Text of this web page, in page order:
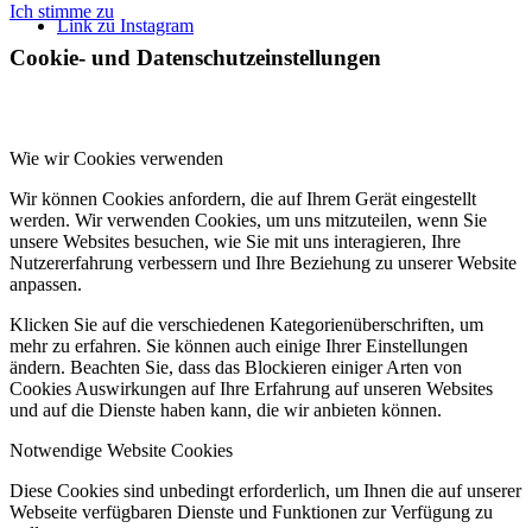
Link zu Instagram
Ich stimme zu
Cookie- und Datenschutzeinstellungen
Wie wir Cookies verwenden
Wir können Cookies anfordern, die auf Ihrem Gerät eingestellt
werden. Wir verwenden Cookies, um uns mitzuteilen, wenn Sie
unsere Websites besuchen, wie Sie mit uns interagieren, Ihre
Nutzererfahrung verbessern und Ihre Beziehung zu unserer Website
anpassen.
Klicken Sie auf die verschiedenen Kategorienüberschriften, um
mehr zu erfahren. Sie können auch einige Ihrer Einstellungen
ändern. Beachten Sie, dass das Blockieren einiger Arten von
Cookies Auswirkungen auf Ihre Erfahrung auf unseren Websites
und auf die Dienste haben kann, die wir anbieten können.
Notwendige Website Cookies
Diese Cookies sind unbedingt erforderlich, um Ihnen die auf unserer
Webseite verfügbaren Dienste und Funktionen zur Verfügung zu